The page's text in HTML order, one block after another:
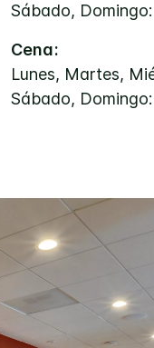
Sábado,
Cena:
Lunes, Martes,
Sábado,